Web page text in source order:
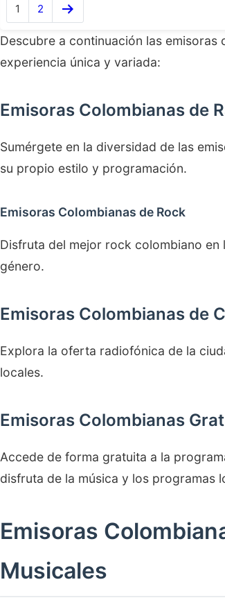
1 2
Descubre a continuación las
experiencia única y variada:
Emisoras Colombianas de
Sumérgete en la diversidad de las
su propio estilo y programación.
Emisoras Colombianas de Rock
Disfruta del mejor rock colombiano en
género.
Emisoras Colombianas de
Explora la oferta radiofónica de la
locales.
Emisoras Colombianas
Accede de forma gratuita a la
disfruta de la música y los programas
Emisoras
Musicales